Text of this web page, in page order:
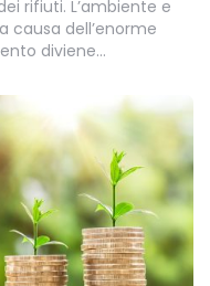
rifiuti. L’ambiente e
causa dell’enorme
diviene…